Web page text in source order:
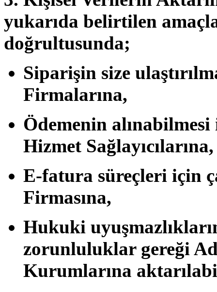
yukarıda belirtilen
doğrultusunda;
Siparişin size
Firmalarına,
Ödemenin
Hizmet Sağlayıcılarına,
E-fatura süreçleri için
Firmasına,
Hukuki
zorunluluklar gereği
Kurumlarına